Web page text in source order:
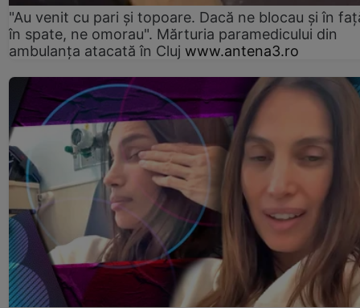
"Au venit cu pari și topoare. Dacă ne blocau şi în
în spate, ne omorau". Mărturia paramedicului din
ambulanţa atacată în Cluj www.antena3.ro